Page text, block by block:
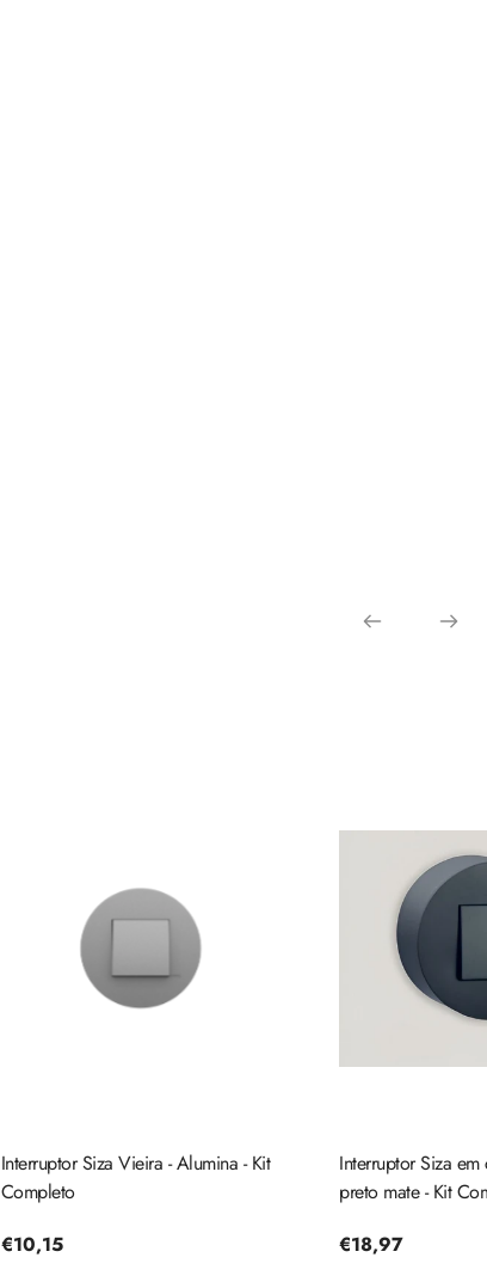
Interruptor Siza Vieira - Alumina - Kit
Completo
Preço
€10,15
Interruptor Siza em
preto mate - Kit
Preço
€18,97